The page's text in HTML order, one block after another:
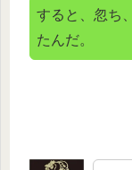
すると、忽ち
たんだ。